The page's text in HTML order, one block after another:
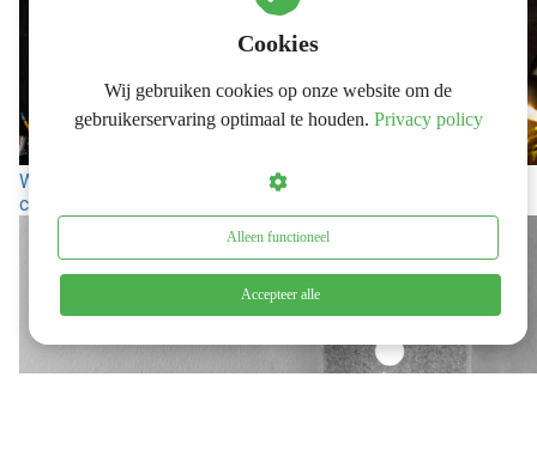
Waarom je cirkel van invloed iets anders is dan stoïcijnse
controle
Cookies
Wij gebruiken cookies op onze website om de
gebruikerservaring optimaal te houden. Privacy policy
Alleen functioneel
Accepteer alle